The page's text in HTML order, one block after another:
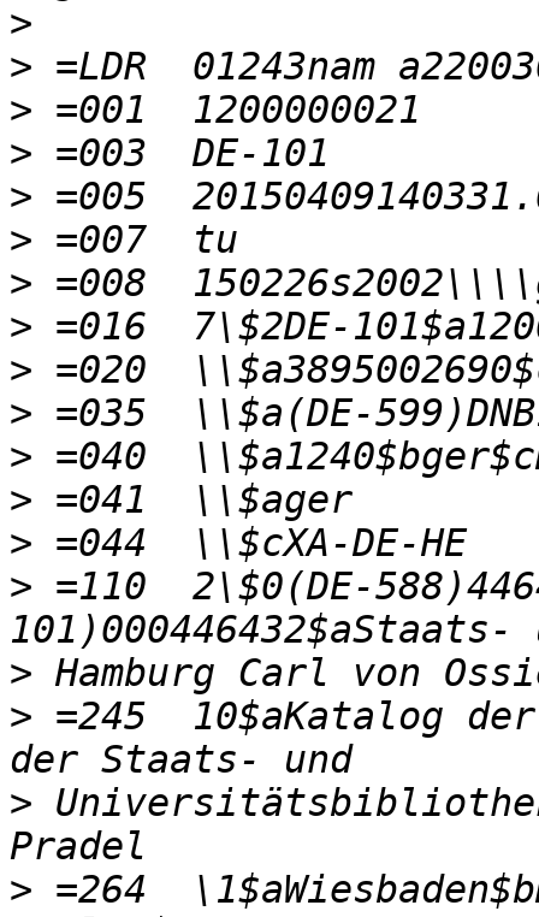
>
>
>
>
>
>
>
>
>
>
>
>
>
> =110  2\$0(DE-
>
> =245  10$aKatalog
> Universitätsbibliothek
> =264